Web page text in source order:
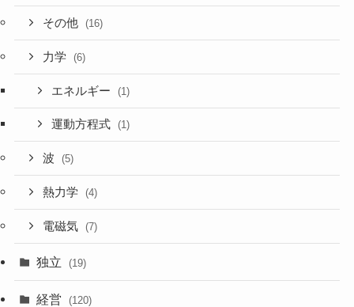
その他 (16)
力学 (6)
エネルギー (1)
運動方程式 (1)
波 (5)
熱力学 (4)
電磁気 (7)
独立 (19)
経営 (120)